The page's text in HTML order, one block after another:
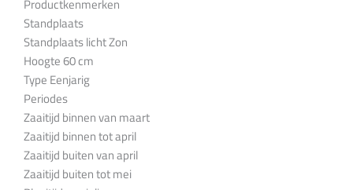
Productkenmerken
Standplaats
Standplaats licht Zon
Hoogte 60 cm
Type Eenjarig
Periodes
Zaaitijd binnen van maart
Zaaitijd binnen tot april
Zaaitijd buiten van april
Zaaitijd buiten tot mei